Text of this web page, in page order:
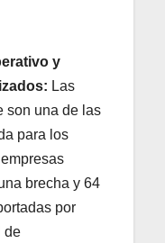
y
Las
son una de las
para los
brecha y 64
por
de